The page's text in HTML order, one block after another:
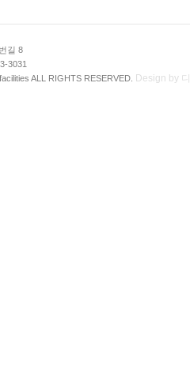
길 8
3031
ALL RIGHTS RESERVED.
Design by